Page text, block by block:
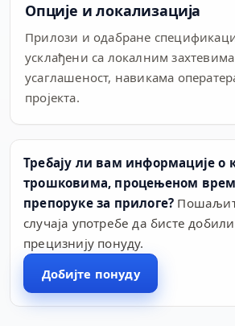
Опције и локализација
Прилози и одабране
усклађени са локалним
усаглашеност, навикама
пројекта.
Требају ли вам информације о
трошковима, процењеном
препоруке за прилоге?
случаја употребе да бисте
прецизнију понуду.
Добијте понуду